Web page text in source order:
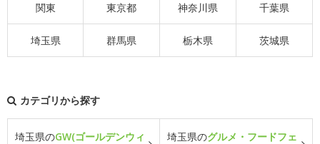
関東 東京都 神奈川県 千葉県
埼玉県 群馬県 栃木県 茨城県
カテゴリから探す
埼玉県のGW(ゴールデンウィ
埼玉県のグルメ・フードフェ